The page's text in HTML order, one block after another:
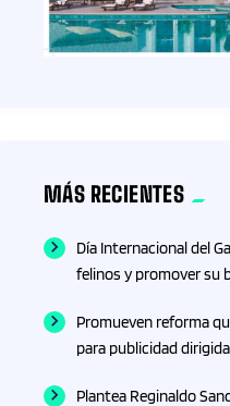
MÁS RECIENTES
Día Internacional del
felinos y promover su
Promueven reforma
para publicidad
Plantea Reginaldo